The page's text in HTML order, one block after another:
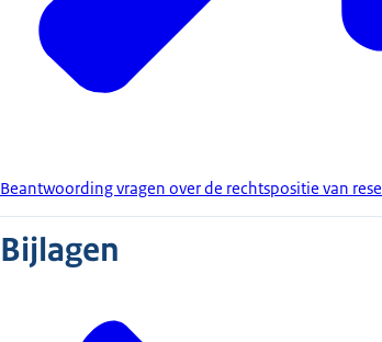
Beantwoording vragen over de rechtspositie van
Bijlagen